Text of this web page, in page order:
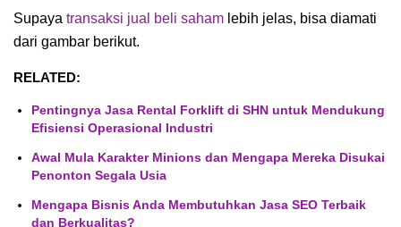
Supaya transaksi jual beli saham lebih jelas, bisa diamati
dari gambar berikut.
RELATED:
Pentingnya Jasa Rental Forklift di SHN untuk Mendukung
Efisiensi Operasional Industri
Awal Mula Karakter Minions dan Mengapa Mereka Disukai
Penonton Segala Usia
Mengapa Bisnis Anda Membutuhkan Jasa SEO Terbaik
dan Berkualitas?